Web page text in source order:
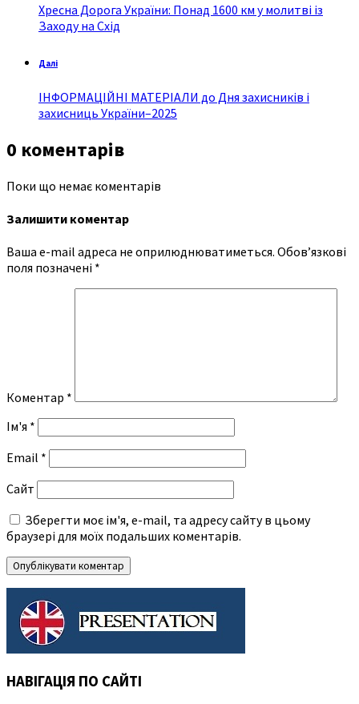
Хресна Дорога України: Понад 1600 км у молитві із
Заходу на Схід
Далі
ІНФОРМАЦІЙНІ МАТЕРІАЛИ до Дня захисників і
захисниць України–2025
0 коментарів
Поки що немає коментарів
Залишити коментар
Ваша e-mail адреса не оприлюднюватиметься. Обов’язкові
поля позначені *
Коментар *
Ім'я *
Email *
Сайт
Зберегти моє ім'я, e-mail, та адресу сайту в цьому
браузері для моїх подальших коментарів.
НАВІГАЦІЯ ПО САЙТІ